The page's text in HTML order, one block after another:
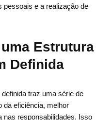
pessoais e a realização de
Estrutura
Definida
traz uma série de
da eficiência, melhor
nas responsabilidades. Isso